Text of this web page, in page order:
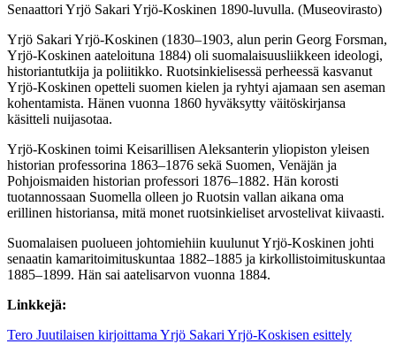
Senaattori Yrjö Sakari Yrjö-Koskinen 1890-luvulla. (Museovirasto)
Yrjö Sakari Yrjö-Koskinen (1830–1903, alun perin Georg Forsman,
Yrjö-Koskinen aateloituna 1884) oli suomalaisuusliikkeen ideologi,
historiantutkija ja poliitikko. Ruotsinkielisessä perheessä kasvanut
Yrjö-Koskinen opetteli suomen kielen ja ryhtyi ajamaan sen aseman
kohentamista. Hänen vuonna 1860 hyväksytty väitöskirjansa
käsitteli nuijasotaa.
Yrjö-Koskinen toimi Keisarillisen Aleksanterin yliopiston yleisen
historian professorina 1863–1876 sekä Suomen, Venäjän ja
Pohjoismaiden historian professori 1876–1882. Hän korosti
tuotannossaan Suomella olleen jo Ruotsin vallan aikana oma
erillinen historiansa, mitä monet ruotsinkieliset arvostelivat kiivaasti.
Suomalaisen puolueen johtomiehiin kuulunut Yrjö-Koskinen johti
senaatin kamaritoimituskuntaa 1882–1885 ja kirkollistoimituskuntaa
1885–1899. Hän sai aatelisarvon vuonna 1884.
Linkkejä:
Tero Juutilaisen kirjoittama Yrjö Sakari Yrjö-Koskisen esittely